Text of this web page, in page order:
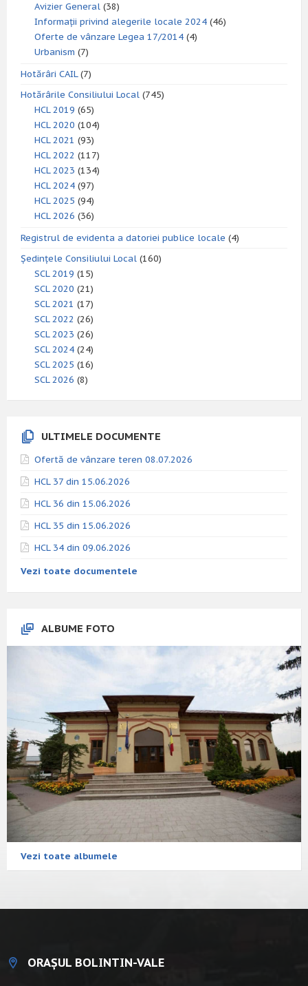
Avizier General (38)
Informații privind alegerile locale 2024 (46)
Oferte de vânzare Legea 17/2014 (4)
Urbanism (7)
Hotărâri CAIL(7)
Hotărârile Consiliului Local (745)
HCL 2019 (65)
HCL 2020 (104)
HCL 2021 (93)
HCL 2022 (117)
HCL 2023 (134)
HCL 2024 (97)
HCL 2025 (94)
HCL 2026 (36)
Registrul de evidenta a datoriei publice locale (4)
Ședințele Consiliului Local (160)
SCL 2019 (15)
SCL 2020 (21)
SCL 2021 (17)
SCL 2022 (26)
SCL 2023 (26)
SCL 2024 (24)
SCL 2025 (16)
SCL 2026 (8)
ULTIMELE DOCUMENTE
Ofertă de vânzare teren 08.07.2026
HCL 37 din 15.06.2026
HCL 36 din 15.06.2026
HCL 35 din 15.06.2026
HCL 34 din 09.06.2026
Vezi toate documentele
ALBUME FOTO
Vezi toate albumele
ORAȘUL BOLINTIN-VALE